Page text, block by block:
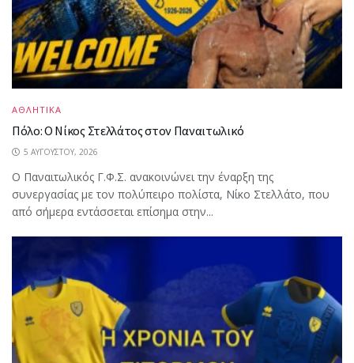
ΑΘΛΗΤΙΚΑ
Πόλο: Ο Νίκος Στελλάτος στον Παναιτωλικό
5 ΑΥΓΟΎΣΤΟΥ, 2026
Ο Παναιτωλικός Γ.Φ.Σ. ανακοινώνει την έναρξη της
συνεργασίας με τον πολύπειρο πολίστα, Νίκο Στελλάτο, που
από σήμερα εντάσσεται επίσημα στην...